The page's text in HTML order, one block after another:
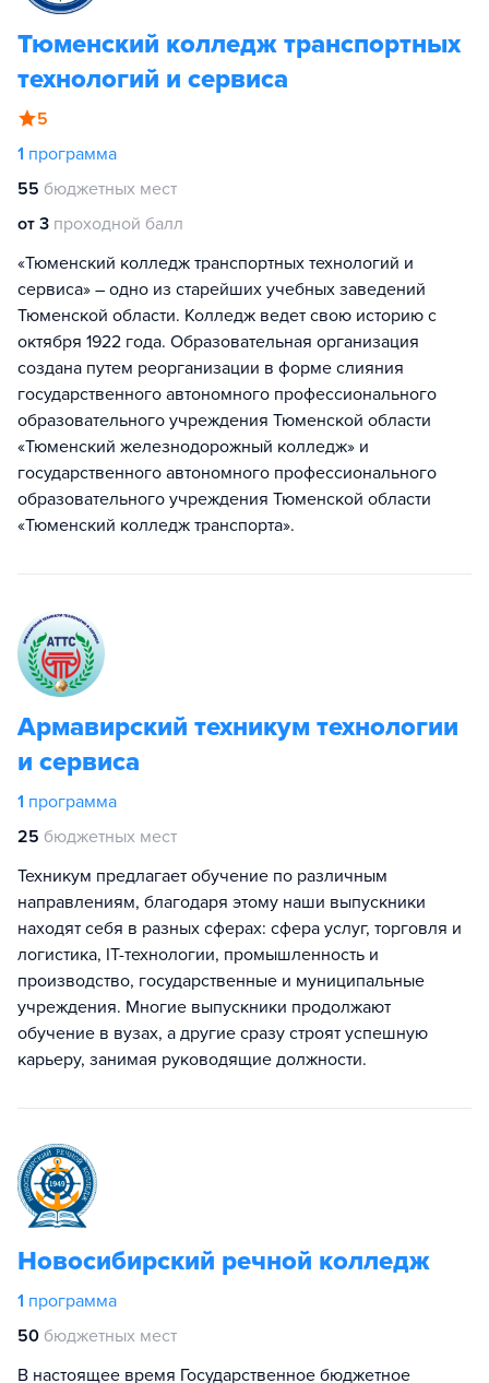
Тюменский колледж транспортных
технологий и сервиса
5
1 программа
55 бюджетных мест
от 3 проходной балл
«Тюменский колледж транспортных технологий и
сервиса» – одно из старейших учебных заведений
Тюменской области. Колледж ведет свою историю с
октября 1922 года. Образовательная организация
создана путем реорганизации в форме слияния
государственного автономного профессионального
образовательного учреждения Тюменской области
«Тюменский железнодорожный колледж» и
государственного автономного профессионального
образовательного учреждения Тюменской области
«Тюменский колледж транспорта».
Армавирский техникум технологии
и сервиса
1 программа
25 бюджетных мест
Техникум предлагает обучение по различным
направлениям, благодаря этому наши выпускники
находят себя в разных сферах: сфера услуг, торговля и
логистика, IT-технологии, промышленность и
производство, государственные и муниципальные
учреждения. Многие выпускники продолжают
обучение в вузах, а другие сразу строят успешную
карьеру, занимая руководящие должности.
Новосибирский речной колледж
1 программа
50 бюджетных мест
В настоящее время Государственное бюджетное